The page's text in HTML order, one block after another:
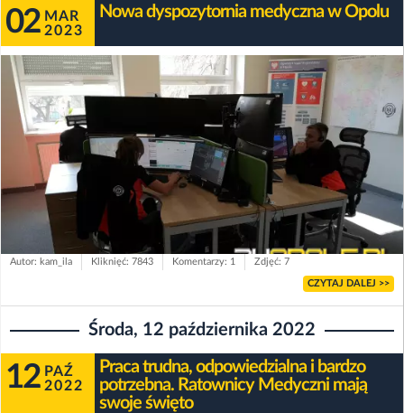
02 MAR
2023
Nowa dyspozytornia medyczna w Opolu
Autor: kam_ila Kliknięć: 7843 Komentarzy: 1 Zdjęć: 7
CZYTAJ DALEJ >>
Środa, 12 października 2022
12 PAŹ
2022
Praca trudna, odpowiedzialna i bardzo
potrzebna. Ratownicy Medyczni mają
swoje święto